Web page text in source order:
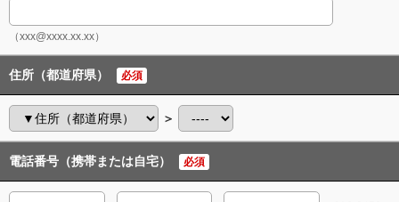
（xxx@xxxx.xx.xx）
住所（都道府県） 必須
＞
電話番号（携帯または自宅） 必須